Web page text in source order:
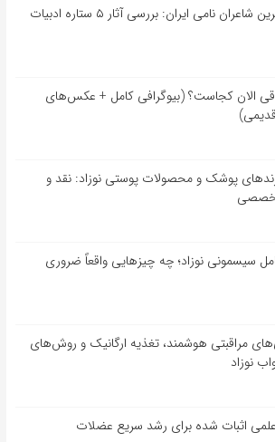
برجسته‌ترین شاعران نامی ایران: بررسی آثار ۵ ستاره ادبیات
الان کجاست؟ (بیوگرافی کامل + عکس‌های
پوشک و محصولات پوستی نوزاد: نقد و
سیسمونی نوزاد؛ چه چیزهایی واقعاً ضروری
مراقبتی هوشمند، تغذیه ارگانیک و روش‌های
نوزاد
اثبات شده برای رشد سریع عضلات